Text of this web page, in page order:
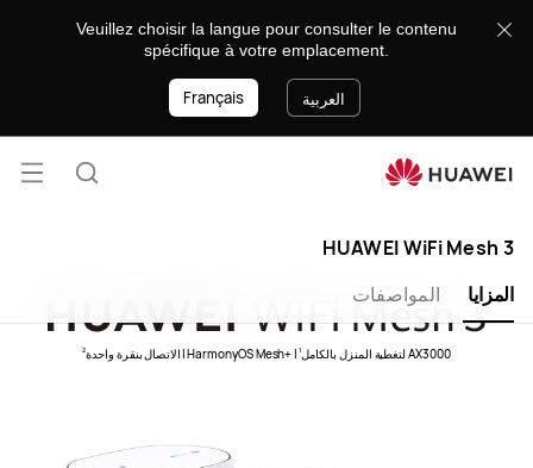
WiFi
Veuillez choisir la langue pour consulter le contenu
spécifique à votre emplacement.
العربية Français
فتح
HUAWEI WiFi Mesh 3
المزايا
المواصفات
‏AX3000 لتغطية المنزل بالكامل 1
|
​‏+‏HarmonyOS Mesh
|الاتصال بنقرة واحدة2